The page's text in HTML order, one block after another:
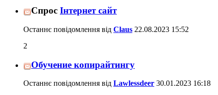
Спрос Інтернет сайт
Останнє повідомлення від Claus 22.08.2023 15:52
2
Обучение копирайтингу
Останнє повідомлення від Lawlessdeer 30.01.2023 16:18